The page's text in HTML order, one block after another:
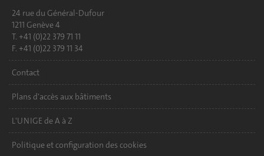
24 rue du Général-Dufour
1211 Genève 4
T. +41 (0)22 379 71 11
F. +41 (0)22 379 11 34
Contact
Plans d'accès aux bâtiments
L'UNIGE de A à Z
Politique et configuration des cookies